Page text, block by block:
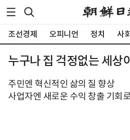
조선경제 오피니언 정치 사
누구나 집 걱정없는 세상
주민엔 혁신적인 삶의 질 향상
사업자엔 새로운 수익 창출 기회